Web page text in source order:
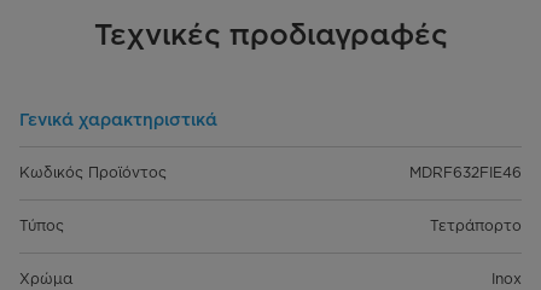
Τεχνικές προδιαγραφές
Γενικά χαρακτηριστικά
Κωδικός Προϊόντος MDRF632FIE46
Τύπος Τετράπορτο
Χρώμα Inox